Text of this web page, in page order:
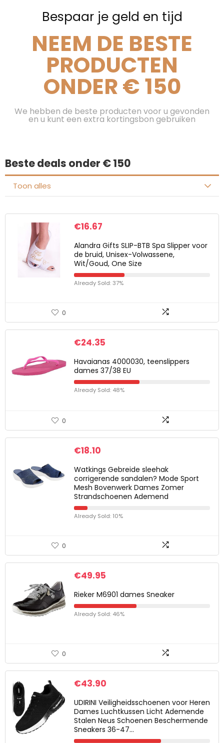
Bespaar je geld en tijd
NEEM DE BESTE
PRODUCTEN
ONDER € 150
We hebben de beste producten voor u gevonden
en u kunt een extra kortingsbon gebruiken
Beste deals onder € 150
Toon alles
€16.67
Alandra Gifts SLIP-BTB Spa Slipper voor
de bruid, Unisex-Volwassene,
Wit/Goud, One Size
Already Sold: 37%
0
€24.35
Havaianas 4000030, teenslippers
dames 37/38 EU
Already Sold: 48%
0
€18.10
Watkings Gebreide sleehak
corrigerende sandalen? Mode Sport
Mesh Bovenwerk Dames Zomer
Strandschoenen Ademend
Already Sold: 10%
0
€49.95
Rieker M6901 dames Sneaker
Already Sold: 46%
0
€43.90
UDIRINI Veiligheidsschoenen voor Heren
Dames Luchtkussen Licht Ademende
Stalen Neus Schoenen Beschermende
Sneakers 36-47…